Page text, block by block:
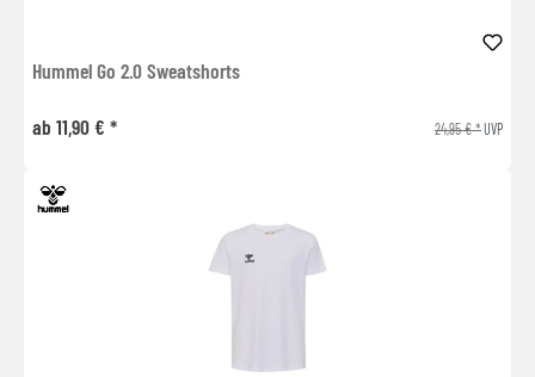
Hummel Go 2.0 Sweatshorts
ab 11,90 € * 24,95 € *UVP